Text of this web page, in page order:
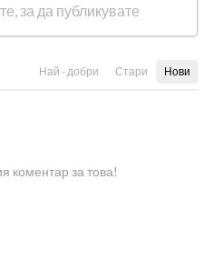
Най - добри Стари Нови
коментар за това!